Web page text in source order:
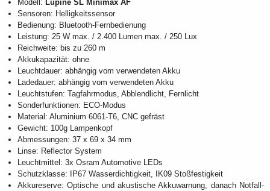
Modell: Lupine SL Minimax AF
Sensoren: Helligkeitssensor
Bedienung: Bluetooth-Fernbedienung
Leistung: 25 W max. / 2.400 Lumen max. / 250 Lux
Reichweite: bis zu 260 m
Akkukapazität: ohne
Leuchtdauer: abhängig vom verwendeten Akku
Ladedauer: abhängig vom verwendeten Akku
Leuchtstufen: Tagfahrmodus, Abblendlicht, Fernlicht
Sonderfunktionen: ECO-Modus
Material: Aluminium 6061-T6, CNC gefräst
Gewicht: 100g Lampenkopf
Abmessungen: 37 x 69 x 34 mm
Linse: Reflector System
Leuchtmittel: 3x Osram Automotive LEDs
Schutzklasse: IP67 Wasserdichtigkeit, IK09 Stoßfestigkeit
Akkureserve: Optische und akustische Akkuwarnung, danach Notfall-